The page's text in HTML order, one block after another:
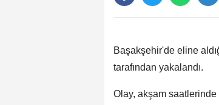
Başakşehir'de eline
tarafından yakalandı.
Olay, akşam